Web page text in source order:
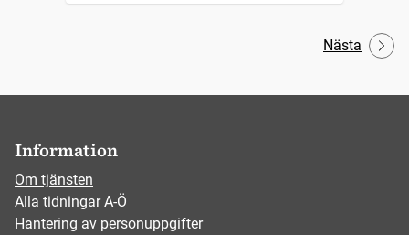
Nästa
Information
Om tjänsten
Alla tidningar A-Ö
Hantering av personuppgifter